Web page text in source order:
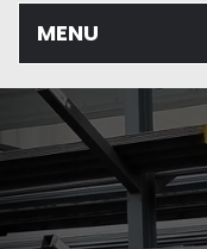
MENU
Previous